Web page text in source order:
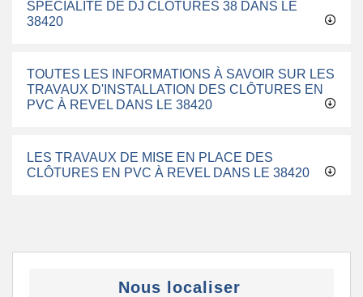
SPÉCIALITÉ DE DJ CLÔTURES 38 DANS LE
38420
TOUTES LES INFORMATIONS À SAVOIR SUR LES
TRAVAUX D'INSTALLATION DES CLÔTURES EN
PVC À REVEL DANS LE 38420
LES TRAVAUX DE MISE EN PLACE DES
CLÔTURES EN PVC À REVEL DANS LE 38420
Nous localiser